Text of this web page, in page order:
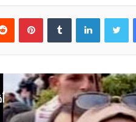
فيسبوكتويتر لينكدإن